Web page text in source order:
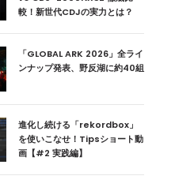
較！新世代CDJの実力とは？
「GLOBAL ARK 2026」全ライ
ンナップ発表、野反湖に約40組
進化し続ける「rekordbox」
を使いこなせ！Tipsショート動
画【#2 実践編】